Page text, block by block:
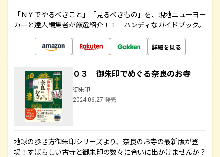
「ＮＹでやるべきこと」「見るべきもの」を、現地ニューヨー
カーと達人編集者が厳選紹介！！ ハンディなガイドブック。
詳細を見る
０３ 御朱印でめぐる奈良のお寺
御朱印
2024.06.27 発売
地球の歩き方御朱印シリーズより、奈良のお寺の最新版が登
場！すばらしい古寺と御朱印の数々に合いに出かけませんか？